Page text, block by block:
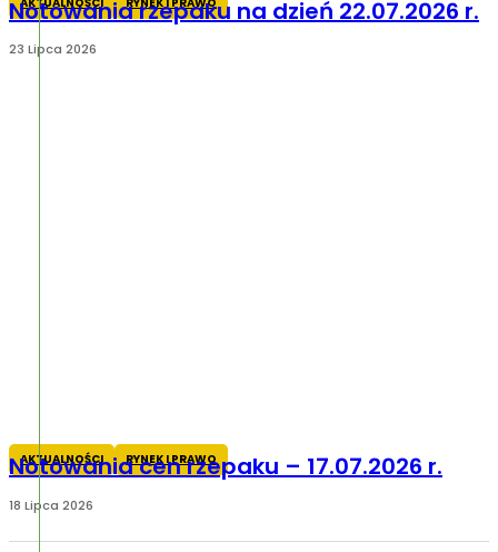
Notowania rzepaku na dzień 22.07.2026 r.
23 Lipca 2026
AKTUALNOŚCI RYNEK I PRAWO
Notowania cen rzepaku – 17.07.2026 r.
18 Lipca 2026